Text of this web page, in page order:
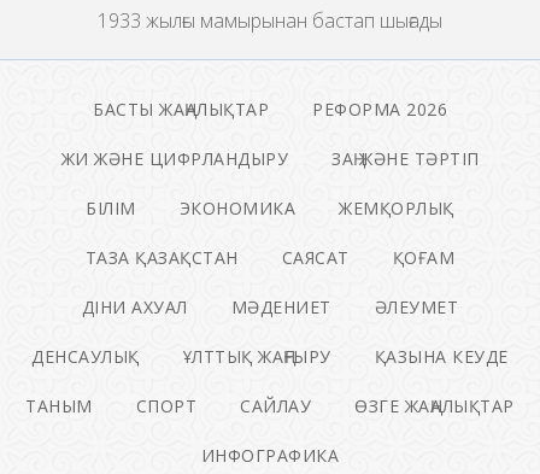
1933 жылғы мамырынан бастап шығады
БАСТЫ ЖАҢАЛЫҚТАР РЕФОРМА 2026
ЖИ ЖӘНЕ ЦИФРЛАНДЫРУ ЗАҢ ЖӘНЕ ТӘРТІП
БІЛІМ ЭКОНОМИКА ЖЕМҚОРЛЫҚ
ТАЗА ҚАЗАҚСТАН САЯСАТ ҚОҒАМ
ДІНИ АХУАЛ МӘДЕНИЕТ ӘЛЕУМЕТ
ДЕНСАУЛЫҚ ҰЛТТЫҚ ЖАҢҒЫРУ ҚАЗЫНА КЕУДЕ
ТАНЫМ СПОРТ САЙЛАУ ӨЗГЕ ЖАҢАЛЫҚТАР
ИНФОГРАФИКА